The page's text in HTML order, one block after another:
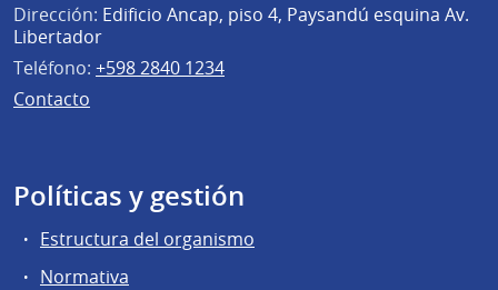
Dirección: Edificio Ancap, piso 4, Paysandú esquina Av.
Libertador
Teléfono: +598 2840 1234
Contacto
Políticas y gestión
Estructura del organismo
Normativa